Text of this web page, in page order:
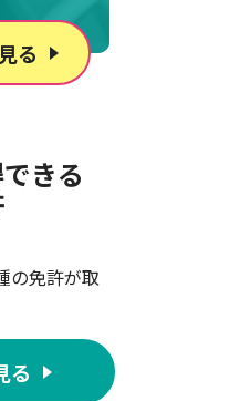
る
きる
の免許が取
る